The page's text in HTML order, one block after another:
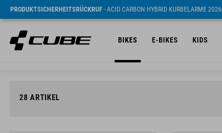
PRODUKTSICHERHEITSRÜCKRUF- ACID CARBON HYBRID KURBELARME 2026
BIKES E-BIKES KIDS
28 ARTIKEL